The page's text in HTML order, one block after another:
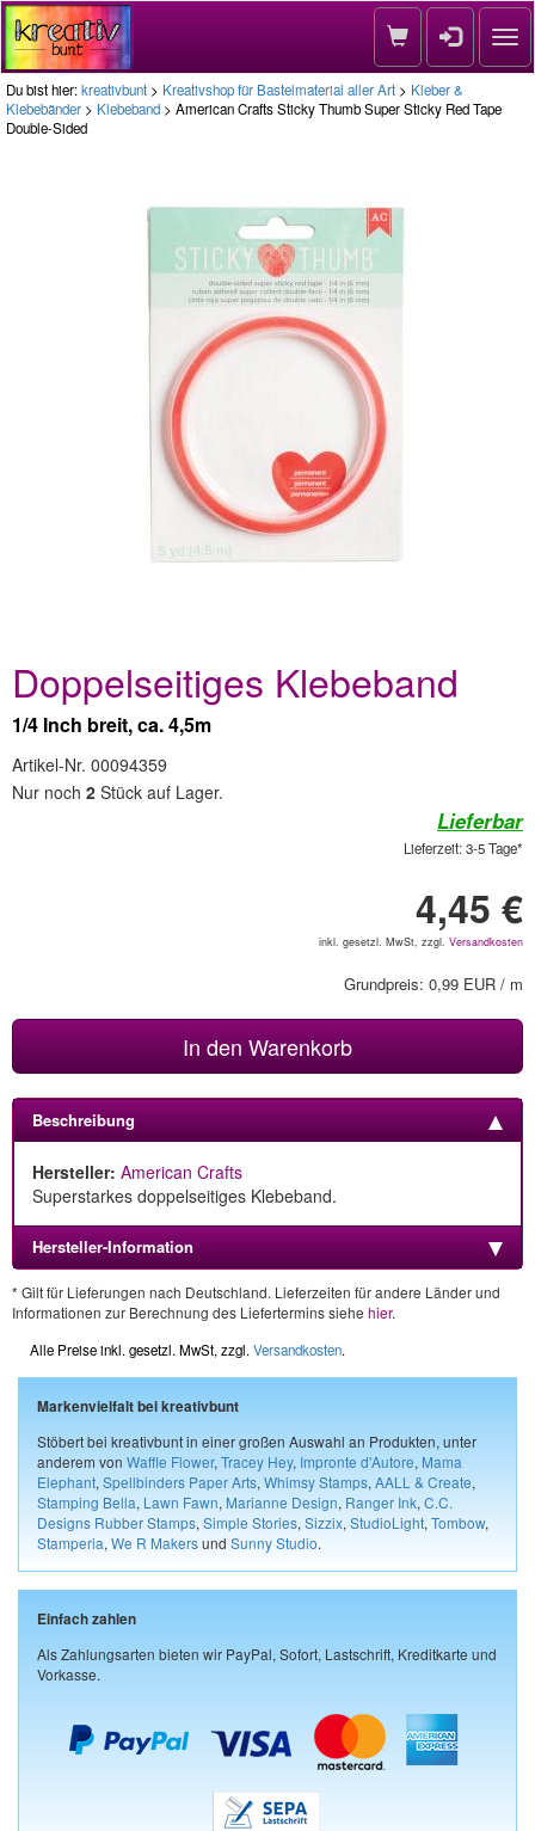
Du bist hier:kreativbunt > Kreativshop für Bastelmaterial aller Art > Kleber &
Klebebänder > Klebeband > American Crafts Sticky Thumb Super Sticky Red Tape
Double-Sided
Doppelseitiges Klebeband
1/4 Inch breit, ca. 4,5m
Artikel-Nr. 00094359
Nur noch 2 Stück auf Lager.
Lieferbar
Lieferzeit: 3-5 Tage*
4,45 €
inkl. gesetzl. MwSt, zzgl. Versandkosten
Grundpreis: 0,99 EUR / m
In den Warenkorb
Beschreibung
Hersteller: American Crafts
Superstarkes doppelseitiges Klebeband.
Hersteller-Information
* Gilt für Lieferungen nach Deutschland. Lieferzeiten für andere Länder und
Informationen zur Berechnung des Liefertermins siehe hier.
Alle Preise inkl. gesetzl. MwSt, zzgl. Versandkosten.
Markenvielfalt bei kreativbunt
Stöbert bei kreativbunt in einer großen Auswahl an Produkten, unter
anderem von Waffle Flower, Tracey Hey, Impronte d'Autore, Mama
Elephant, Spellbinders Paper Arts, Whimsy Stamps, AALL & Create,
Stamping Bella, Lawn Fawn, Marianne Design, Ranger Ink, C.C.
Designs Rubber Stamps, Simple Stories, Sizzix, StudioLight, Tombow,
Stamperia, We R Makersund Sunny Studio.
Einfach zahlen
Als Zahlungsarten bieten wir PayPal, Sofort, Lastschrift, Kreditkarte und
Vorkasse.